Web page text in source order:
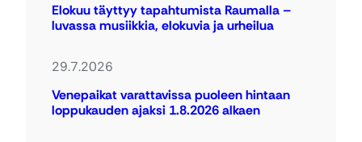
Elokuu täyttyy tapahtumista Raumalla –
luvassa musiikkia, elokuvia ja urheilua
29.7.2026
Venepaikat varattavissa puoleen hintaan
loppukauden ajaksi 1.8.2026 alkaen